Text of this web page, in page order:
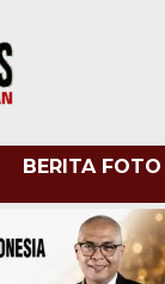
BERITA FOTO